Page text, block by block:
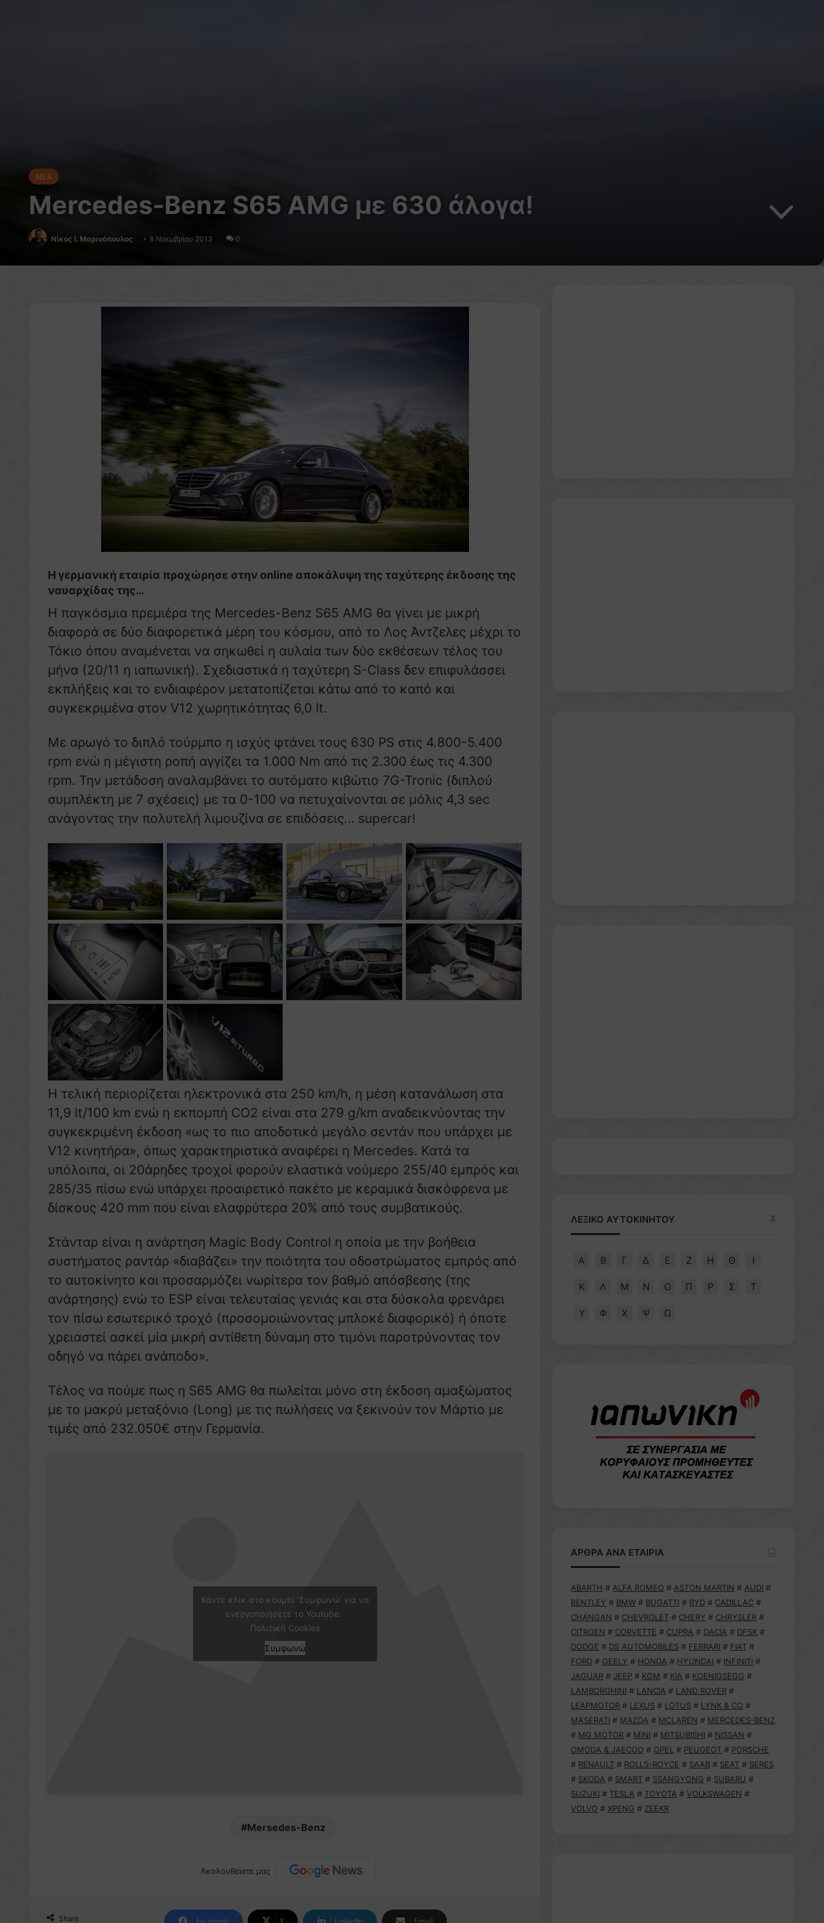
NEA
Mercedes-Benz S65 AMG με 630 άλογα!
Nίκος Ι. Mαρινόπουλος 8 Νοεμβρίου 2013 0
H γερμανική εταιρία προχώρησε στην online αποκάλυψη της ταχύτερης έκδοσης της
ναυαρχίδας της…
Η παγκόσμια πρεμιέρα της Mercedes-Benz S65 AMG θα γίνει με μικρή
διαφορά σε δύο διαφορετικά μέρη του κόσμου, από το Λος Άντζελες μέχρι το
Τόκιο όπου αναμένεται να σηκωθεί η αυλαία των δύο εκθέσεων τέλος του
μήνα (20/11 η ιαπωνική). Σχεδιαστικά η ταχύτερη S-Class δεν επιφυλάσσει
εκπλήξεις και το ενδιαφέρον μετατοπίζεται κάτω από το καπό και
συγκεκριμένα στον V12 χωρητικότητας 6,0 lt.
Με αρωγό το διπλό τούρμπο η ισχύς φτάνει τους 630 PS στις 4.800-5.400
rpm ενώ η μέγιστη ροπή αγγίζει τα 1.000 Nm από τις 2.300 έως τις 4.300
rpm. Την μετάδοση αναλαμβάνει το αυτόματο κιβώτιο 7G-Tronic (διπλού
συμπλέκτη με 7 σχέσεις) με τα 0-100 να πετυχαίνονται σε μόλις 4,3 sec
ανάγοντας την πολυτελή λιμουζίνα σε επιδόσεις… supercar!
Η τελική περιορίζεται ηλεκτρονικά στα 250 km/h, η μέση κατανάλωση στα
11,9 lt/100 km ενώ η εκπομπή CO2 είναι στα 279 g/km αναδεικνύοντας την
συγκεκριμένη έκδοση «ως το πιο αποδοτικό μεγάλο σεντάν που υπάρχει με
V12 κινητήρα», όπως χαρακτηριστικά αναφέρει η Mercedes. Κατά τα
υπόλοιπα, οι 20άρηδες τροχοί φορούν ελαστικά νούμερο 255/40 εμπρός και
285/35 πίσω ενώ υπάρχει προαιρετικό πακέτο με κεραμικά δισκόφρενα με
δίσκους 420 mm που είναι ελαφρύτερα 20% από τους συμβατικούς.
Στάνταρ είναι η ανάρτηση Magic Body Control η οποία με την βοήθεια
συστήματος ραντάρ «διαβάζει» την ποιότητα του οδοστρώματος εμπρός από
το αυτοκίνητο και προσαρμόζει νωρίτερα τον βαθμό απόσβεσης (της
ανάρτησης) ενώ το ESP είναι τελευταίας γενιάς και στα δύσκολα φρενάρει
τον πίσω εσωτερικό τροχό (προσομοιώνοντας μπλοκέ διαφορικό) ή όποτε
χρειαστεί ασκεί μία μικρή αντίθετη δύναμη στο τιμόνι παροτρύνοντας τον
οδηγό να πάρει ανάποδο».
Τέλος να πούμε πως η S65 AMG θα πωλείται μόνο στη έκδοση αμαξώματος
με το μακρύ μεταξόνιο (Long) με τις πωλήσεις να ξεκινούν τον Μάρτιο με
τιμές από 232.050€ στην Γερμανία.
Κάντε κλικ στο κουμπί 'Συμφωνώ' για να
ενεργοποιήσετε το Youtube.
Πολιτική Cookies
Συμφωνώ
Mersedes-Benz
Ακολουθείστε μας
Share
ΛΕΞΙΚΟ ΑΥΤΟΚΙΝΗΤΟΥ
Α Β Γ Δ Ε Ζ Η Θ Ι
Κ Λ Μ Ν Ο Π Ρ Σ Τ
Υ Φ Χ Ψ Ω
ΑΡΘΡΑ ΑΝΑ ΕΤΑΙΡΙΑ
ABARTH # ALFA ROMEO # ASTON MARTIN # AUDI #
BENTLEY # BMW # BUGATTI # BYD # CADILLAC #
CHANGAN # CHEVROLET # CHERY # CHRYSLER #
CITROEN # CORVETTE # CUPRA # DACIA # DFSK #
DODGE # DS AUTOMOBILES # FERRARI # FIAT #
FORD # GEELY # HONDA # HYUNDAI # INFINITI #
JAGUAR # JEEP # KGM # KIA # KOENIGSEGG #
LAMBORGHINI # LANCIA # LAND ROVER #
LEAPMOTOR # LEXUS # LOTUS # LYNK & CO #
MASERATI # MAZDA # MCLAREN # MERCEDES-BENZ
# MG MOTOR # MINI # MITSUBISHI # NISSAN #
OMODA & JAECOO # OPEL # PEUGEOT # PORSCHE
# RENAULT # ROLLS-ROYCE # SAAB # SEAT # SERES
# SKODA # SMART # SSANGYONG # SUBARU #
SUZUKI # TESLA # TOYOTA # VOLKSWAGEN #
VOLVO # XPENG # ZEEKR